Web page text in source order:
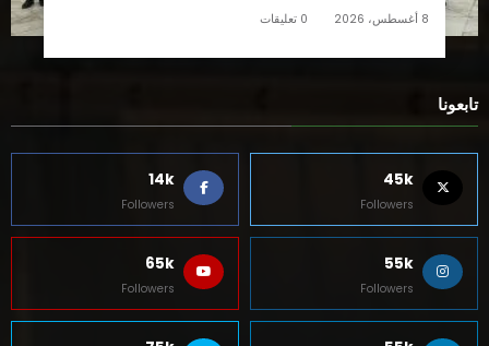
8 أغسطس، 2026 0 تعليقات
تابعونا
45k
Followers
14k
Followers
55k
Followers
65k
Followers